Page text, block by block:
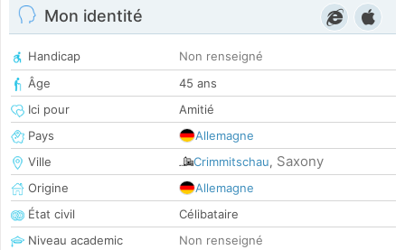
Mon identité
Handicap
Non renseigné
Âge
45 ans
Ici pour
Amitié
Pays
Allemagne
Ville
Crimmitschau, Saxony
Origine
Allemagne
État civil
Célibataire
Niveau academic
Non renseigné